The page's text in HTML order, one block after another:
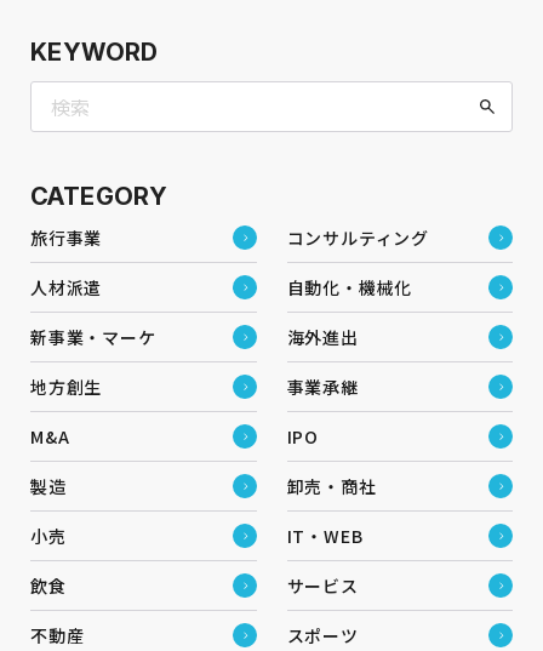
KEYWORD
CATEGORY
旅行事業 コンサルティング
人材派遣 自動化・機械化
新事業・マーケ 海外進出
地方創生 事業承継
M&A IPO
製造 卸売・商社
小売 IT・WEB
飲食 サービス
不動産 スポーツ